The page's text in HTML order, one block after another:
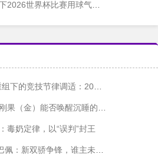
杯比赛用球气压的智能动态调控系统设计
律调适：2026世界杯备战体系的拓扑升级路径”
金）能否唤醒沉睡的非洲足球雄狮？
毒奶定律，以“误判”封王
新双骄争锋，谁主未来十年沉浮？**